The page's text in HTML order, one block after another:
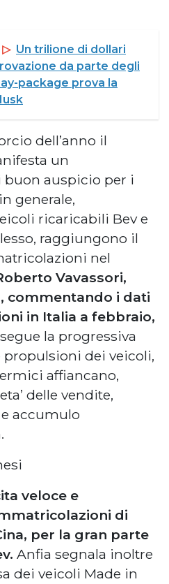
▷ Un trilione di dollari
da parte degli
package prova la
dell’anno il
un
buon auspicio per i
generale,
ricaricabili Bev e
raggiungono il
nel
Vavassori,
commentando i dati
in Italia a febbraio,
la progressiva
dei veicoli,
affiancano,
delle vendite,
accumulo
veloce e
di
per la gran parte
Anfia segnala inoltre
dei veicoli Made in